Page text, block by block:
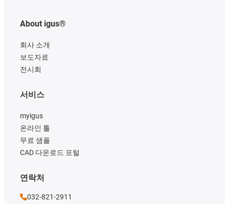
About igus®
회사 소개
보도자료
전시회
서비스
myigus
온라인 툴
무료 샘플
CAD 다운로드 포털
연락처
032-821-2911